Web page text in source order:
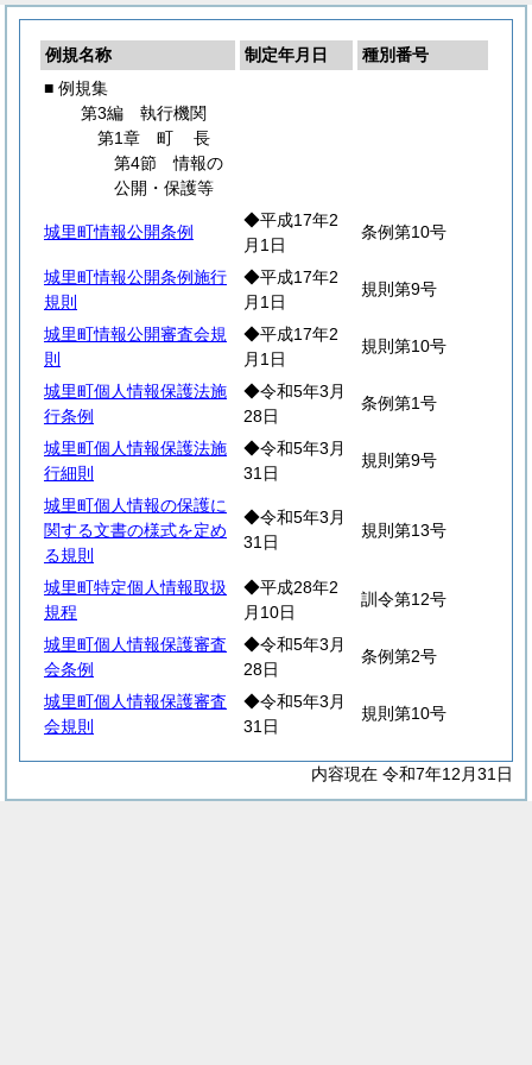
例規名称 制定年月日
種別番号
■ 例規集
第3編 執行機関
第1章 町長
第4節 情報の
公開・保護等
城里町情報公開条例
◆平成17年2
月1日
条例第10号
城里町情報公開条例施行
規則
◆平成17年2
月1日
規則第9号
城里町情報公開審査会規
則
◆平成17年2
月1日
規則第10号
城里町個人情報保護法施
行条例
◆令和5年3月
28日
条例第1号
城里町個人情報保護法施
行細則
◆令和5年3月
31日
規則第9号
城里町個人情報の保護に
関する文書の様式を定め
る規則
◆令和5年3月
31日
規則第13号
城里町特定個人情報取扱
規程
◆平成28年2
月10日
訓令第12号
城里町個人情報保護審査
会条例
◆令和5年3月
28日
条例第2号
城里町個人情報保護審査
会規則
◆令和5年3月
31日
規則第10号
内容現在 令和7年12月31日